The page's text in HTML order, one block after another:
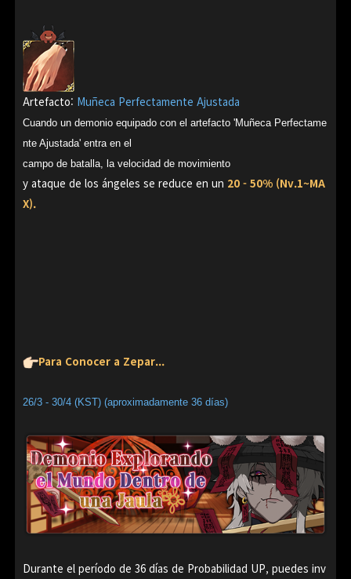
Artefacto: Muñeca Perfectamente Ajustada
Cuando un demonio equipado con el artefacto 'Muñeca Perfectame
nte Ajustada' entra en el
campo de batalla, la velocidad de movimiento
y ataque de los ángeles se reduce en un 20 - 50% (Nv.1~MA
X).
Para Conocer a Zepar...
26/3 - 30/4 (KST) (aproximadamente 36 días)
Durante el período de 36 días de Probabilidad UP, puedes inv